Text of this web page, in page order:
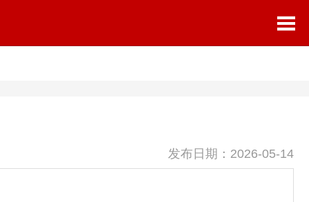
发布日期：2026-05-14